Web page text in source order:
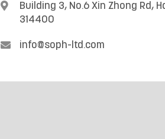

Building 3, No.6 Xin Zhong Rd,
314400
 info@soph-ltd.com